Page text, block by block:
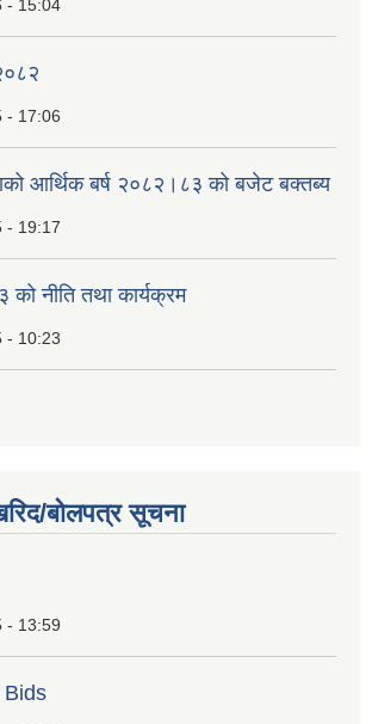
- 15:04
- 17:06
आर्थिक बर्ष २०८२।८३ को बजेट बक्तब्य
- 19:17
नीति तथा कार्यक्रम
- 10:23
बोलपत्र सूचना
- 13:59
Bids